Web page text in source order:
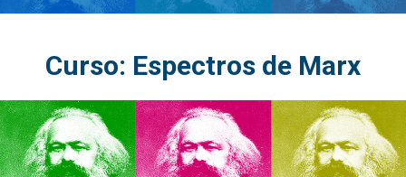
Curso: Espectros de Marx